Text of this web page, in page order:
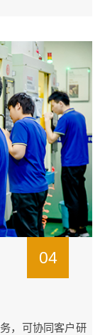
04
，可协同客户研